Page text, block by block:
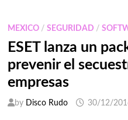
EL
DIGITAL
MEXICO/ SEGURIDAD /
ESET lanza un
prevenir el
empresas
by Disco Rudo 30/12/